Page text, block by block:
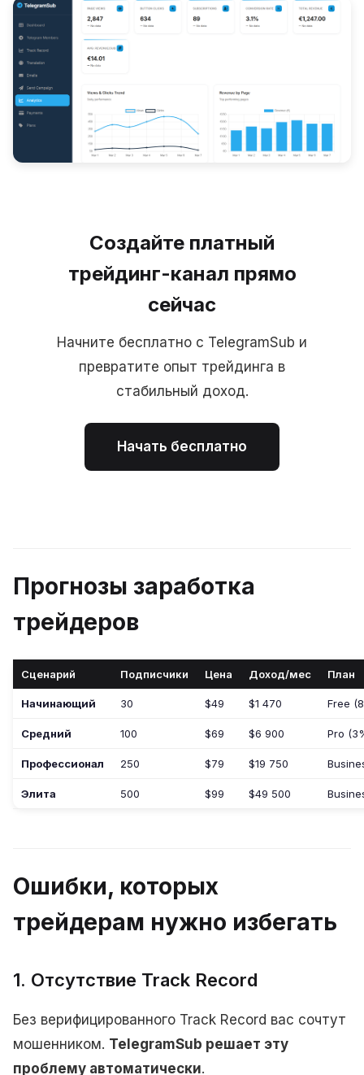
Создайте платный
трейдинг-канал прямо
сейчас
Начните бесплатно с TelegramSub и
превратите опыт трейдинга в
стабильный доход.
Начать бесплатно
Прогнозы заработка
трейдеров
Сценарий Подписчики Цена Доход/мес План
Начинающий 30 $49 $1 470 Free
Средний 100 $69 $6 900 Pro
Профессионал 250 $79 $19 750
Элита 500 $99 $49 500
Ошибки, которых
трейдерам нужно избегать
1. Отсутствие Track Record
Без верифицированного Track Record вас сочтут
мошенником. TelegramSub решает эту
проблему автоматически.